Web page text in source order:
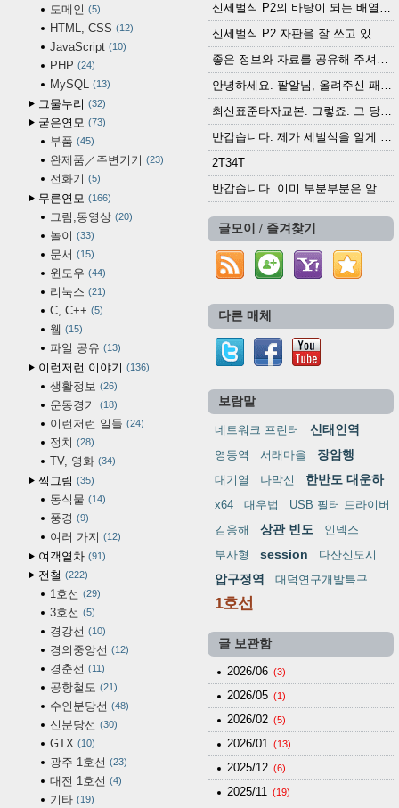
도메인 5
HTML, CSS 12
JavaScript 10
PHP 24
MySQL 13
그물누리 32
굳은연모 73
부품 45
완제품／주변기기 23
전화기 5
무른연모 166
그림,동영상 20
놀이 33
문서 15
윈도우 44
리눅스 21
C, C++ 5
웹 15
파일 공유 13
이런저런 이야기 136
생활정보 26
운동경기 18
이런저런 일들 24
정치 28
TV, 영화 34
찍그림 35
동식물 14
풍경 9
여러 가지 12
여객열차 91
전철 222
1호선 29
3호선 5
경강선 10
경의중앙선 12
경춘선 11
공항철도 21
수인분당선 48
신분당선 30
GTX 10
광주 1호선 23
대전 1호선 4
기타 19
신세벌식 P2의 바탕이 되는 배열이나 주요 기능...
신세벌식 P2 자판을 잘 쓰고 있습니다. 쓰기 편리...
좋은 정보와 자료를 공유해 주셔서 고맙습니다....
안녕하세요. 팥알님, 올려주신 패치 여러모로 감사...
최신표준타자교본. 그렇죠. 그 당시에 최신 표준...
반갑습니다. 제가 세벌식을 알게 되어 세벌식 써...
2T34T
반갑습니다. 이미 부분부분은 알려진 정보들이...
글모이 / 즐겨찾기
다른 매체
보람말
네트워크 프린터 신태인역
영동역 서래마을 장암행
대기열 나막신 한반도 대운하
x64 대우법
USB 필터 드라이버
김응해
상관 빈도
인덱스
부사형
session 다산신도시
압구정역 대덕연구개발특구
1호선
글 보관함
2026/06 (3)
2026/05 (1)
2026/02 (5)
2026/01 (13)
2025/12 (6)
2025/11 (19)